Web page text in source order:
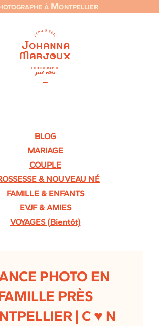
à Montpellier
BLOG
MARIAGE
COUPLE
& NOUVEAU NÉ
FAMILLE & ENFANTS
EVJF & AMIES
VOYAGES (Bientôt)
PHOTO EN
PRÈS
| C ♥ N